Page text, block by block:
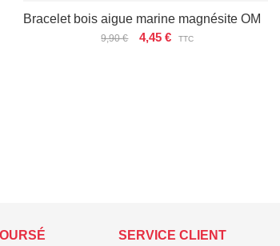
Bracelet bois aigue marine magnésite OM
9,90 € 4,45 € TTC
SERVICE CLIENT